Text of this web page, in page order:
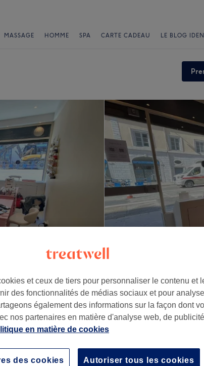
MASSAGE HOMME SPA CARTE CADEAU LE BLOG
de Biologie Médicale " UNBIO" sis au n°10, Lyon,
minMa prestation en détail...
et ceux de tiers pour personnaliser le contenu et
des fonctionnalités de médias sociaux et pour
également des informations sur la façon dont
nos partenaires en matière d'analyse web, de
en matière de cookies
Autoriser tous les cookies
des cookies